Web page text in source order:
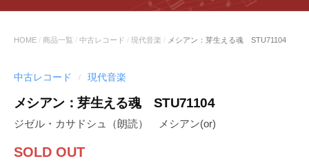
HOME / 商品一覧 / 中古レコード / 現代音楽 / メシアン：芽生える魂 STU71104
中古レコード / 現代音楽
メシアン：芽生える魂 STU71104
ジゼル・カサドシュ（朗読） メシアン(or)
SOLD OUT